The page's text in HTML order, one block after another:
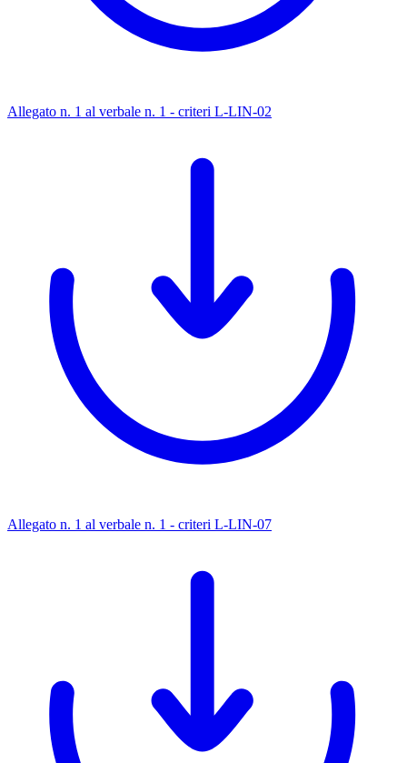
Allegato n. 1 al verbale n. 1 - criteri L-LIN-02
Allegato n. 1 al verbale n. 1 - criteri L-LIN-07